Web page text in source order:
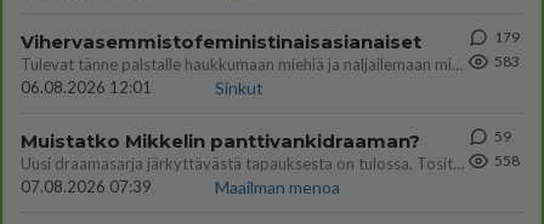
Vihervasemmistofeministinaisasianaiset
Tulevat tänne palstalle haukkumaan miehiä ja naljailemaan miehelle, kehuvat olevansa heitä parempia. Itse asuvat MIEHE
06.08.2026 12:01
Sinkut
179
583
Muistatko Mikkelin panttivankidraaman?
Uusi draamasarja järkyttävästä tapauksesta on tulossa. Tositapahtumiin perustuva sarja ammentaa vuoden 1986 Mikkelin pan
07.08.2026 07:39
Maailman menoa
59
558